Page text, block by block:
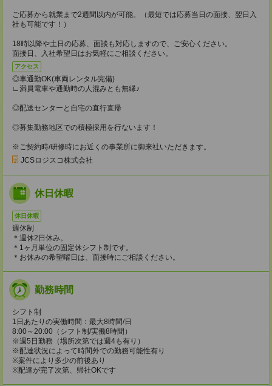
ご応募から就業まで2週間以内が可能。（最短では応募当日の面接、翌日入
社も可能です！）
18時以降や土日の応募、面談も対応しますので、ご安心ください。
面接日、入社希望日はお気軽にご相談ください。
アクセス
◎車通勤OK(車両レンタル完備)
∟満員電車や通勤時の人混みとも無縁♪
◎配送センターと自宅の直行直帰
◎募集勤務地区での積極採用を行ないます！
※ご契約時/研修時にお近くの事業所に御来社いただきます。
JCSロジスコ株式会社
休日休暇
休日休暇
週休制
＊週休2日休み。
＊1ヶ月単位の固定休シフト制です。
＊お休みの希望曜日は、面接時にご相談ください。
勤務時間
シフト制
1日あたりの実働時間：最大8時間/日
8:00～20:00（シフト制/実働8時間）
※週5日勤務（場所次第では週4も有り）
※配達状況によって時間外での勤務可能性有り
※案件により多少の前後あり
※配達が完了次第、帰社OKです